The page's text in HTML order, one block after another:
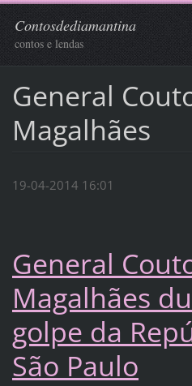
Contosdediamantina
contos e lendas
General
Magalhães
19-04-2014 16:01
General
Magalhães
golpe da
São Paulo